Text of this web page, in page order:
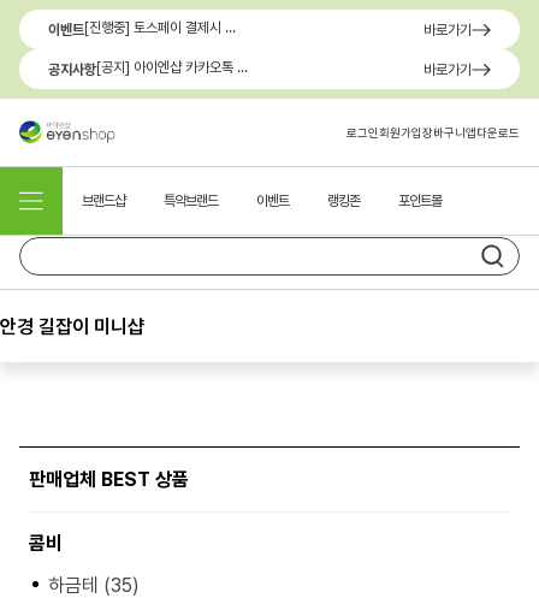
이벤트 [진행중] 토스페이 결제시 최대 1.3만원 혜택 바로가기
공지사항 [공지] 아이엔샵 카카오톡 1:1 문의 채널 이용 안내 바로가기
로그인회원가입장바구니앱다운로드
브랜드샵 특약브랜드 이벤트 랭킹존 포인트몰
안경 길잡이 미니샵
판매업체 BEST 상품
콤비
하금테 (35)